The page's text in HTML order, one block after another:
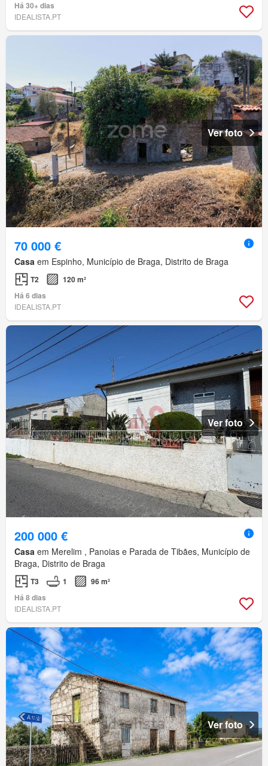
Há 30+ dias
IDEALISTA.PT
Ver foto
70 000 €
Casa em Espinho, Município de Braga, Distrito de Braga
T2
120 m²
Há 6 dias
IDEALISTA.PT
Ver foto
200 000 €
Casa em Merelim , Panoias e Parada de Tibães, Município de
Braga, Distrito de Braga
T3 1
96 m²
Há 8 dias
IDEALISTA.PT
Ver foto